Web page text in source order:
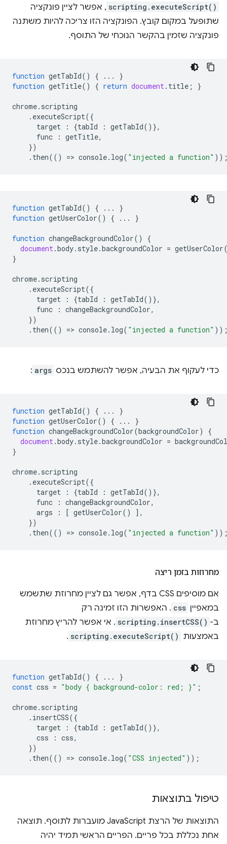
scripting.executeScript() , אפשר לציין פונקציה
שתופעל במקום קובץ. הפונקציה הזו צריכה להיות משתנה
פונקציה שזמין בהקשר הנוכחי של התוסף.
function getTabId() { ...
}
function getTitle() { return document. title ; }
chrome. scripting
. executeScript({
target
: {tabId : getTabId()},
func
: getTitle,
})
. then(() => console. log( "injected a function"
function getTabId() { ...
}
function getUserColor() { ... }
function changeBackgroundColor()
{
document.body. style.backgroundColor = getUserColor
}
chrome. scripting
. executeScript({
target
: {tabId : getTabId()},
func
: changeBackgroundColor,
})
. then(() => console. log( "injected a function"
כדי לעקוף את הבעיה, אפשר להשתמש בנכס args
:
function getTabId() { ...
}
function getUserColor() { ...
}
function changeBackgroundColor(backgroundColor)
{
document.body. style.backgroundColor =
}
chrome. scripting
. executeScript({
target
: {tabId : getTabId()},
func
: changeBackgroundColor,
args
: [ getUserColor()
],
})
. then(() => console. log( "injected a function"
מחרוזות בזמן ריצה
אם מוסיפים CSS בדף, אפשר גם לציין מחרוזת שתשמש
במאפיין css . האפשרות הזו זמינה רק
ב- scripting.insertCSS() . אי אפשר להריץ מחרוזת
באמצעות scripting.executeScript()
.
function getTabId() { ...
}
const css = "body { background-color: red; }" ;
chrome. scripting
. insertCSS({
target
: {tabId : getTabId()},
css
: css,
})
. then(() => console. log( "CSS injected" ));
טיפול בתוצאות
התוצאות של הרצת JavaScript מועברות לתוסף. תוצאה
אחת נכללת בכל פריים. הפריים הראשי תמיד יהיה